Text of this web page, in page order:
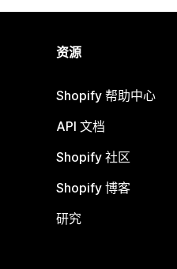
资源
Shopify 帮助中心
API 文档
Shopify 社区
Shopify 博客
研究